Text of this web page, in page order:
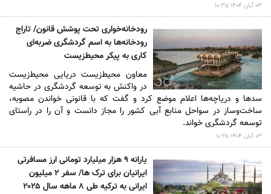
۰۳ آبان ۱۴۰۴ ۱۰:۳۵
رودخانه‌خواری تحت پوشش قانون/ تاراج
رودخانه‌ها به اسم گردشگری ضربه‌ای
‌کاری به پیکر محیط‌زیست
معاون محیط‌زیست دریایی محیط‌زیست
در واکنش به توسعه گردشگری در حاشیه
سد‌ها و دریاچه‌ها اعلام موضع کرد و گفت که با قانونی خواندن مصوبه،
ساخت‌وساز در سواحل منابع آبی کشور را مجاز دانست و آن را در راستای
توسعه گردشگری خواند.
۰۳ آبان ۱۴۰۴ ۱۰:۲۵
یارانه ۹ هزار میلیارد تومانی ارز مسافرتی
ایرانیان برای ترک ها/ سفر ۲ میلیون
ایرانی به ترکیه طی ۸ ماهه سال ۲۰۲۵